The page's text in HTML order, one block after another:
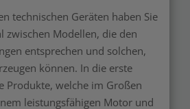
technischen Geräten haben Sie
zwischen Modellen, die den
entsprechen und solchen,
können. In die erste
Produkte, welche im Großen
leistungsfähigen Motor und